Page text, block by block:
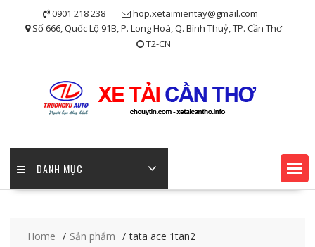
0901 218 238
hop.xetaimientay@gmail.com
Số 666, Quốc Lộ 91B, P. Long Hoà, Q. Bình Thuỷ, TP. Cần Thơ
T2-CN
DANH MỤC
Home Sản phẩm tata ace 1tan2